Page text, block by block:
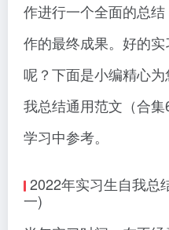
作进行一个全面的总
作的最终成果。好的
呢？下面是小编精心
我总结通用范文（合
学习中参考。
2022年实习生自我总
一)